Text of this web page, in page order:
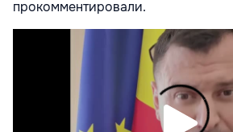
прокомментировали.